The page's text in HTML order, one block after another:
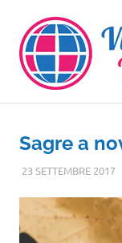
contenuto
Sagre a
23 SETTEMBRE 2017